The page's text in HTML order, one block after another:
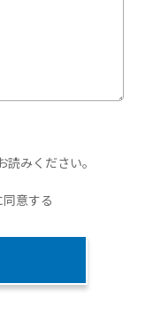
読みください。
意する